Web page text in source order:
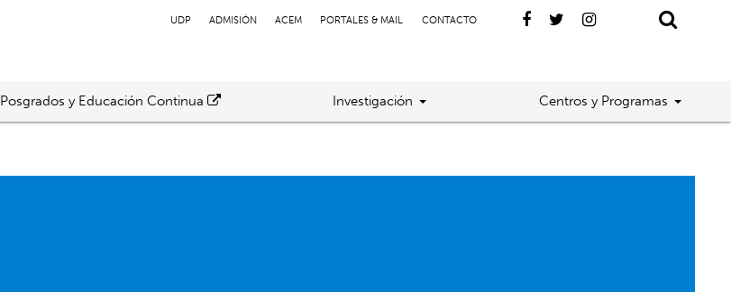
UDP ADMISIÓN ACEM PORTALES & MAIL CONTACTO
Posgrados y Educación Continua Investigación Centros y Programas